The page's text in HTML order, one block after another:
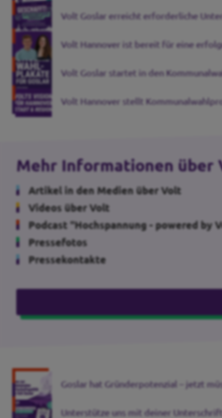
Transparenz
Datenschutz
Impressum
Kontakt
Volt Goslar erreicht erforderliche
Volt Hannover ist bereit für eine
Volt Goslar startet in den
Volt Hannover stellt
Goslar hat Gründerpotenzial – jetzt
Unterstütze uns mit deiner
Mehr Informationen über
Artikel in den Medien über Volt
Videos über Volt
Podcast "Hochspannung - powered by
Pressefotos
Pressekontakte